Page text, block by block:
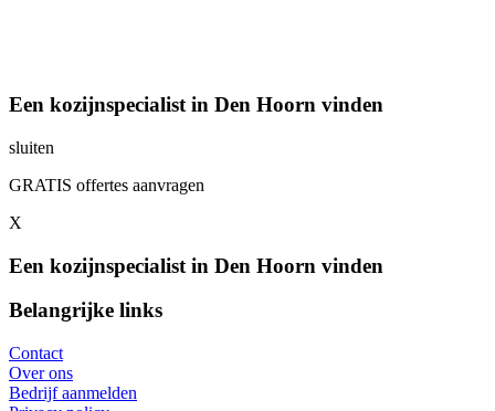
Een kozijnspecialist in Den Hoorn vinden
sluiten
GRATIS offertes aanvragen
X
Een kozijnspecialist in Den Hoorn vinden
Belangrijke links
Contact
Over ons
Bedrijf aanmelden